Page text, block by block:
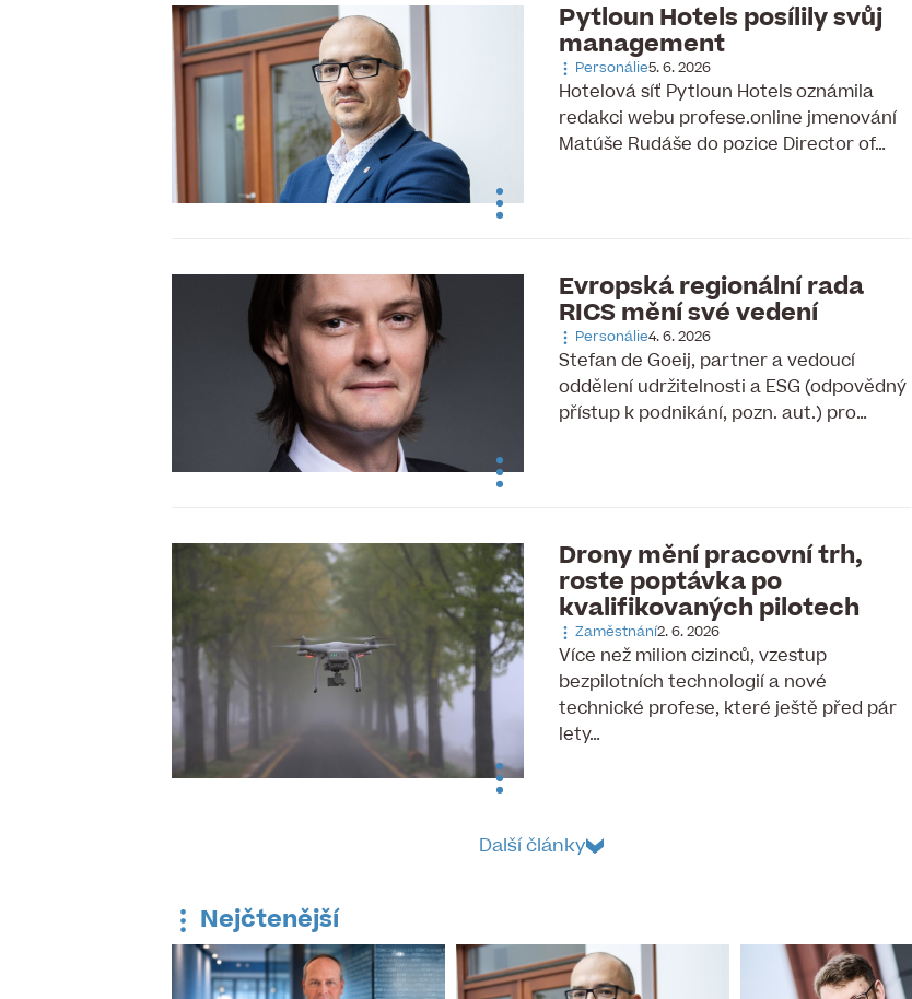
Pytloun Hotels posílily svůj
management
Personálie5. 6. 2026
Hotelová síť Pytloun Hotels oznámila
redakci webu profese.online jmenování
Matúše Rudáše do pozice Director of…
Evropská regionální rada
RICS mění své vedení
Personálie4. 6. 2026
Stefan de Goeij, partner a vedoucí
oddělení udržitelnosti a ESG (odpovědný
přístup k podnikání, pozn. aut.) pro…
Drony mění pracovní trh,
roste poptávka po
kvalifikovaných pilotech
Zaměstnání2. 6. 2026
Více než milion cizinců, vzestup
bezpilotních technologií a nové
technické profese, které ještě před pár
lety…
Další články
Nejčtenější